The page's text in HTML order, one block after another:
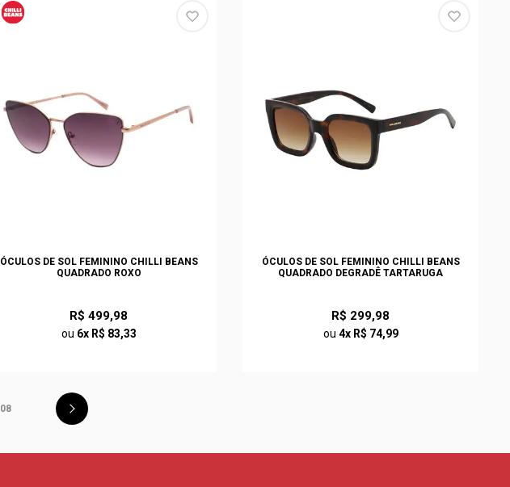
ÓCULOS DE SOL FEMININO CHILLI BEANS
QUADRADO ROXO
R$ 499,98
ou 6x R$ 83,33
ÓCULOS DE SOL FEMININO CHILLI BEANS
QUADRADO DEGRADÊ TARTARUGA
R$ 299,98
ou 4x R$ 74,99
08